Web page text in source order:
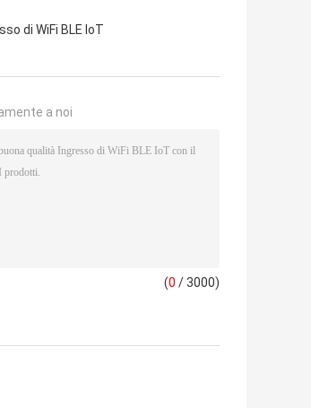
di WiFi BLE IoT
a noi
(0 / 3000)